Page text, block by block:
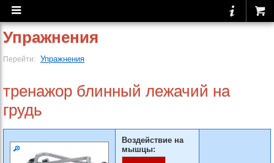
Упражнения
Перейти: Упражнения
тренажор блинный лежачий на
грудь
Воздействие на
мышцы: